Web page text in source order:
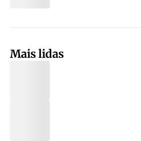
Mais lidas